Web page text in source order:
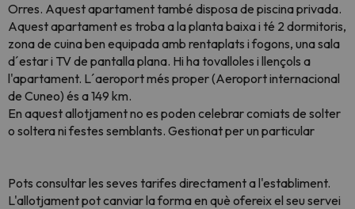
Orres. Aquest apartament també disposa de piscina privada.
Aquest apartament es troba a la planta baixa i té 2 dormitoris,
zona de cuina ben equipada amb rentaplats i fogons, una sala
d´estar i TV de pantalla plana. Hi ha tovalloles i llençols a
l'apartament. L´aeroport més proper (Aeroport internacional
de Cuneo) és a 149 km.
En aquest allotjament no es poden celebrar comiats de solter
o soltera ni festes semblants. Gestionat per un particular
Pots consultar les seves tarifes directament a l'establiment.
L'allotjament pot canviar la forma en què ofereix el seu servei